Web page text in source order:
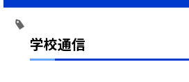
学校通信